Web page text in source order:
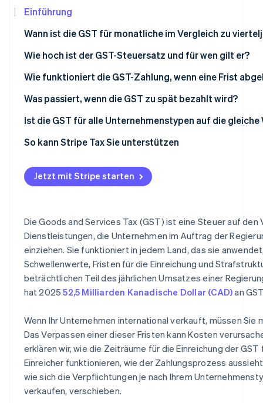
Erfahren Sie, wie Stripe Lösungen für die
Einführung
Wann ist die GST für monatliche im Vergleich zu
Wie hoch ist der GST-Steuersatz und für wen gilt er?
Australien
Kanada
Indien
Neuseeland
Malediven
Wie funktioniert die GST-Zahlung, wenn eine Frist
Was passiert, wenn die GST zu spät bezahlt wird?
Australien
Kanada
Ist die GST für alle Unternehmenstypen auf die gleiche
So kann Stripe Tax Sie unterstützen
Jetzt mit Stripe starten
Die Goods and Services Tax (GST) ist eine Steuer auf den
Dienstleistungen, die Unternehmen im Auftrag der
einziehen. Sie funktioniert in jedem Land, das sie
Schwellenwerte, Fristen für die Einreichung und
beträchtlichen Teil des jährlichen Umsatzes einer
hat 202552,5 Milliarden Kanadische Dollar (CAD)an
Wenn Ihr Unternehmen international verkauft, müssen Sie
Das Verpassen einer dieser Fristen kann Kosten
erklären wir, wie die Zeiträume für die Einreichung der
Einreicher funktionieren, wie der Zahlungsprozess
wie sich die Verpflichtungen je nach Ihrem
verkaufen, verschieben.